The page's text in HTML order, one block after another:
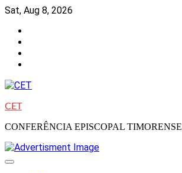
Skip
content
Sat, Aug 8, 2026
CET
CONFERÊNCIA EPISCOPAL TIMORENSE